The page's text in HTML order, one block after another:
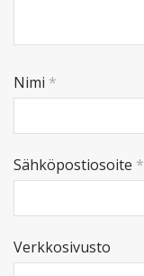
Nimi *
Sähköpostiosoite *
Verkkosivusto